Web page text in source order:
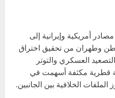
أمريكية وإيرانية إلى
وطهران من تحقيق اختراق
العسكري والتوتر
قطرية مكثفة أسهمت في
الخلافية بين الجانبين.